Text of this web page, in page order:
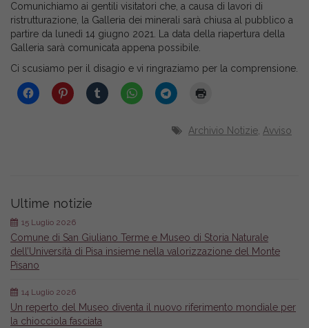
Comunichiamo ai gentili visitatori che, a causa di lavori di
ristrutturazione, la Galleria dei minerali sarà chiusa al pubblico a
partire da lunedì 14 giugno 2021. La data della riapertura della
Galleria sarà comunicata appena possibile.
Ci scusiamo per il disagio e vi ringraziamo per la comprensione.
Archivio Notizie Avviso
Ultime notizie
Comune di San Giuliano Terme e Museo di Storia Naturale
dell’Università di Pisa insieme nella valorizzazione del Monte
Pisano
15 Luglio 2026
Un reperto del Museo diventa il nuovo riferimento mondiale per
la chiocciola fasciata
14 Luglio 2026